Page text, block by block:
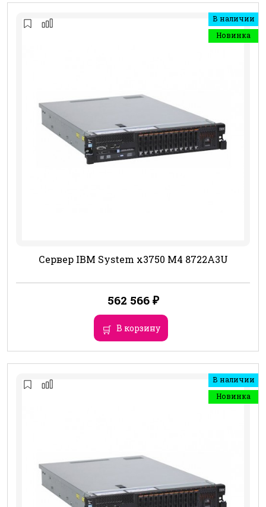
В наличии
Новинка
Сервер IBM System x3750 M4 8722A3U
562 566 ₽
В корзину
В наличии
Новинка